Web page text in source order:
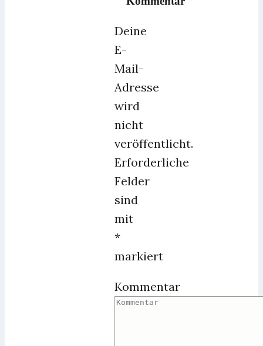
Deine
E-
Mail-
Adresse
wird
nicht
veröffentlicht.
Erforderliche
Felder
sind
mit
*
markiert
Kommentar